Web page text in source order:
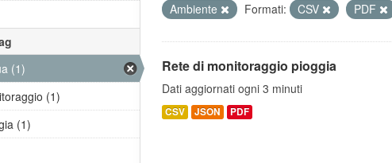
Ambiente
Formati: CSV PDF
Rete di monitoraggio pioggia
Dati aggiornati ogni 3 minuti
CSV JSON PDF
(1)
(1)
(1)